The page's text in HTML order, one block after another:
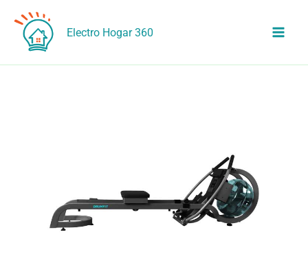
contenido
Electro Hogar 360